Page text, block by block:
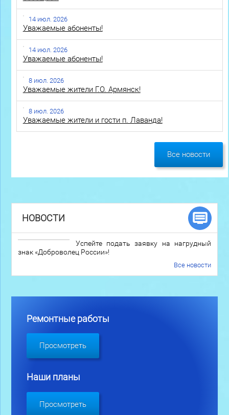
14 июл. 2026
Уважаемые абоненты!
14 июл. 2026
Уважаемые абоненты!
8 июл. 2026
Уважаемые жители Г.О. Армянск!
8 июл. 2026
Уважаемые жители и гости п. Лаванда!
Все новости
НОВОСТИ
Успейте подать заявку на нагрудный
знак «Доброволец России»!
Все новости
Ремонтные работы
Просмотреть
Наши планы
Просмотреть